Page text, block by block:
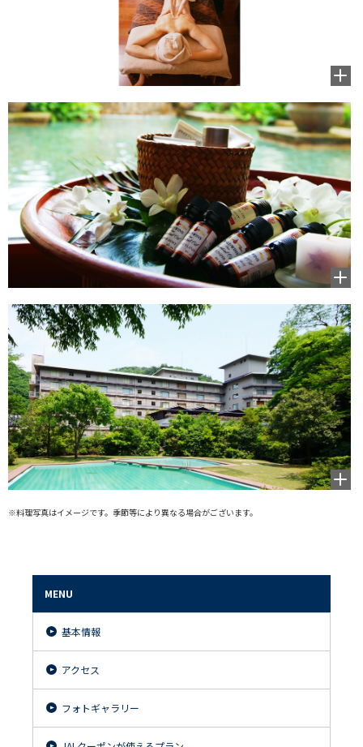
拡大
して
見る
拡大
して
見る
拡大
して
見る
※料理写真はイメージです。季節等により異なる場合がございます。
MENU
基本情報
アクセス
フォトギャラリー